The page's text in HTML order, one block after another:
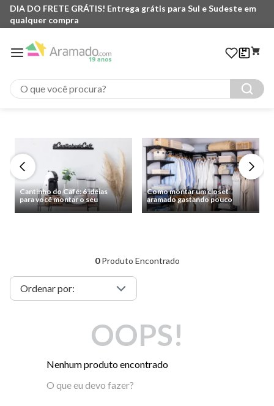
DIA DO FRETE GRÁTIS! Entrega grátis para Sul e Sudeste em
qualquer compra
O que você procura?
Cantinho do Café: 6 ideias
para você montar o seu
Como montar um closet
aramado gastando pouco
0Produto Encontrado
OOPS!
Nenhum produto encontrado
O que eu devo fazer?